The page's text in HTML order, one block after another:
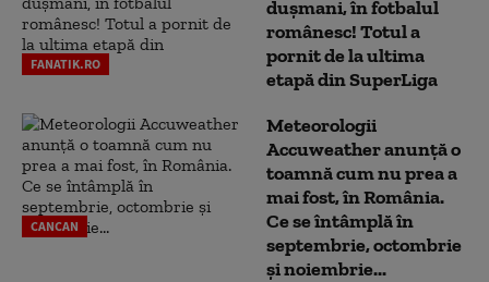
FANATIK.RO
dușmani, în fotbalul
românesc! Totul a
pornit de la ultima
etapă din SuperLiga
CANCAN
Meteorologii
Accuweather anunță o
toamnă cum nu prea a
mai fost, în România.
Ce se întâmplă în
septembrie, octombrie
și noiembrie...